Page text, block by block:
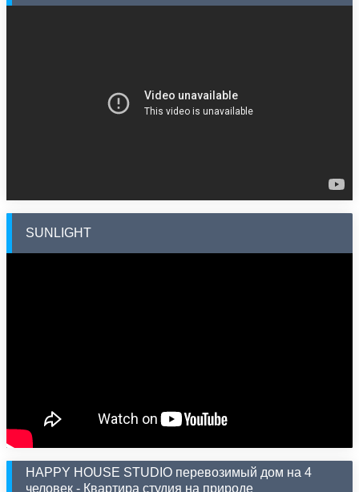
SUNLIGHT
HAPPY HOUSE STUDIO перевозимый дом на 4
человек - Квартира студия на природе